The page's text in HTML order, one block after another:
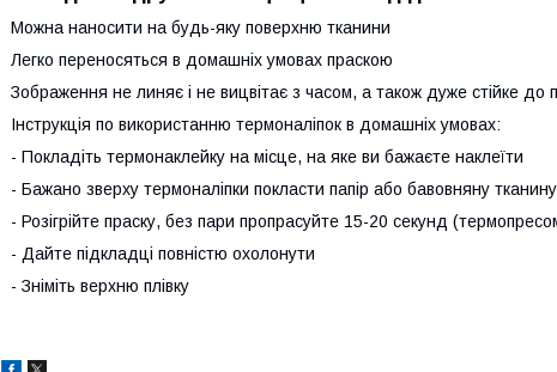
Можна наносити на будь-яку поверхню тканини
Легко переносяться в домашніх умовах праскою
Зображення не линяє і не вицвітає з часом, а також дуже стійке до
Інструкція по використанню термоналіпок в домашніх умовах:
- Покладіть термонаклейку на місце, на яке ви бажаєте наклеїти
- Бажано зверху термоналіпки покласти папір або бавовняну тканину
- Розігрійте праску, без пари пропрасуйте 15-20 секунд
- Дайте підкладці повністю охолонути
- Зніміть верхню плівку